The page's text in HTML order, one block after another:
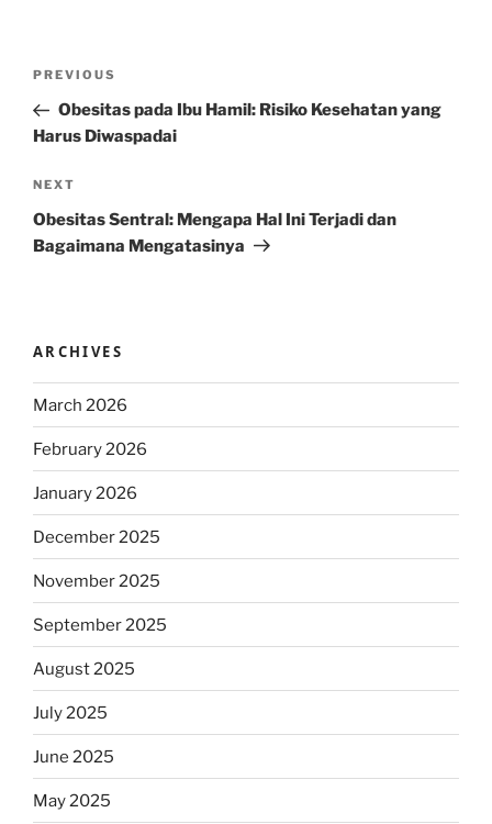
Previous
Post
PREVIOUS
Obesitas pada Ibu Hamil: Risiko Kesehatan yang
Harus Diwaspadai
Next
Post
NEXT
Obesitas Sentral: Mengapa Hal Ini Terjadi dan
Bagaimana Mengatasinya
ARCHIVES
March 2026
February 2026
January 2026
December 2025
November 2025
September 2025
August 2025
July 2025
June 2025
May 2025